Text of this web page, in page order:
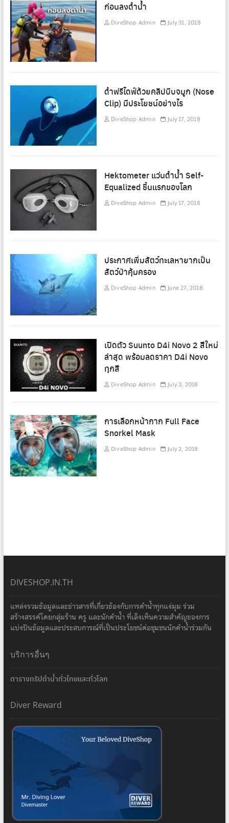
ก่อนลงดำน้ำ
DiveShop Admin July 31, 2018
ดำฟรีไดฟ์ด้วยคลิปบีบจมูก (Nose
Clip) มีประโยชน์อย่างไร
DiveShop Admin July 17, 2018
Hektometer แว่นดำน้ำ Self-
Equalized ชิ้นแรกของโลก
DiveShop Admin July 17, 2018
ประกาศเพิ่มสัตว์ทะเลหายากเป็น
สัตว์ป่าคุ้มครอง
DiveShop Admin June 27, 2018
เปิดตัว Suunto D4i Novo 2 สีใหม่
ล่าสุด พร้อมลดราคา D4i Novo
ทุกสี
DiveShop Admin July 3, 2018
การเลือกหน้ากาก Full Face
Snorkel Mask
DiveShop Admin July 2, 2018
DIVESHOP.IN.TH
แหล่งรวมข้อมูลและข่าวสารที่เกี่ยวข้องกับการดำน้ำทุกแง่มุม ร่วม
สร้างสรรค์โดยกลุ่มร้าน ครู และนักดำน้ำ ที่เล็งเห็นความสำคัญของการ
แบ่งปันข้อมูลและประสบการณ์ที่เป็นประโยชน์ต่อชุมชนนักดำน้ำร่วมกัน
บริการอื่นๆ
ตารางทริปดำน้ำทั่วไทยและทั่วโลก
Diver Reward